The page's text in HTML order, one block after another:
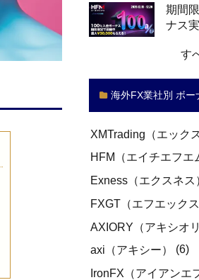
期間
ナス
す
海外FX業社別 ボー
XMTrading（エック
HFM（エイチエフエ
Exness（エクスネス
FXGT（エフエック
AXIORY（アキシオリ
axi（アキシー）
(6)
IronFX（アイアンエ